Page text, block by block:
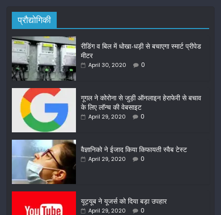
प्रौद्योगिकी
रीडिंग व बिल में धोखा-धड़ी से बचाएगा स्मार्ट प्रीपेड
मीटर
April 30, 2020 0
गूगल ने कोरोना से जुड़ी ऑनलाइन हेराफेरी से बचाव
के लिए लॉन्च की वेबसाइट
April 29, 2020 0
वैज्ञानिको ने ईजाद किया किफायती स्वैब टेस्ट
April 29, 2020 0
यूट्यूब ने यूजर्स को दिया बड़ा उपहार
April 29, 2020 0